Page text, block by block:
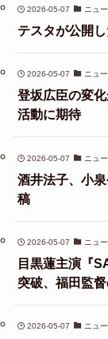
2026-05-07 ニュ
テスタが公開
2026-05-07 ニュ
登坂広臣の変
活動に期待
2026-05-07 ニュ
酒井法子、小
稿
2026-05-07 ニュ
目黒蓮主演『
突破、福田監
2026-05-07 ニュ